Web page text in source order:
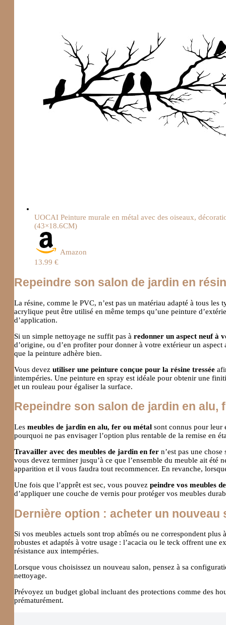
UOCAI Peinture murale en métal avec des oiseaux,
(43×18.6CM)
Amazon
13.99 €
Repeindre son salon de jardin en
La résine, comme le PVC, n’est pas un matériau adapté à tous
acrylique peut être utilisé en même temps qu’une peinture
d’application.
Si un simple nettoyage ne suffit pas à redonner un aspect neuf à
d’origine, ou d’en profiter pour donner à votre extérieur un
que la peinture adhère bien.
Vous devez utiliser une peinture conçue pour la résine tressée
intempéries. Une peinture en spray est idéale pour obtenir une
et un rouleau pour égaliser la surface.
Repeindre son salon de jardin en alu,
Les meubles de jardin en alu, fer ou métal sont connus pour leur
pourquoi ne pas envisager l’option plus rentable de la remise en
Travailler avec des meubles de jardin en fer n’est pas une
vous devez terminer jusqu’à ce que l’ensemble du meuble ait
apparition et il vous faudra tout recommencer. En revanche,
Une fois que l’apprêt est sec, vous pouvez peindre vos meubles
d’appliquer une couche de vernis pour protéger vos meubles
Dernière option : acheter un nouveau
Si vos meubles actuels sont trop abîmés ou ne correspondent plus
robustes et adaptés à votre usage : l’acacia ou le teck offrent une
résistance aux intempéries.
Lorsque vous choisissez un nouveau salon, pensez à sa
nettoyage.
Prévoyez un budget global incluant des protections comme des
prématurément.